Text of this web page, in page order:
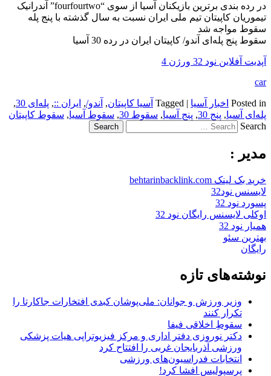
در رده بندی برترین بازیکنان آسیا از سوی “fourfourtwo” آندرانیک
تیموریان کاپیتان تیم ملی ایران نسبت به سال گذشته با پنج پله
سقوط مواجه شد
سقوط پنج پله‌ای آندو/ کاپیتان ایران در رده 30 آسیا
آپدیت آفلاین نود 32 ورژن 4
car
Posted in اخبار آسیا |
Tagged آسیا کاپیتان, آندو/, ایران ::, پله‌ای 30
,
پله‌ای آسیا, پنج 30 , پنج آسیا, سقوط 30 , سقوط آسیا, سقوط کاپیتان
Search
مدیر :
خرید بک لینک behtarinbacklink.com
لایسنس نود32
پسورد نود 32
اوکلی لایسنس رایگان نود 32
همیار نود 32
بهترین سئو
رایگان
نوشته‌های تازه
وزیر ورزش و جوانان: ملی‌پوشان کبدی افتخارات جاکارتا را
تکرار کنند
سقوطِ اخلاقی فیفا
دکتر نوروزی دفتر اداری و مرکز فیزیوتراپی هیات پزشکی
ورزشی آذربایجان غربی را افتتاح کرد
انتخابات فدراسیون‌های ورزشی
پرسپولیس افشا کرد!